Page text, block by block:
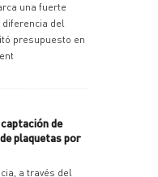
una fuerte
diferencia del
presupuesto en
de
plaquetas por
a través del